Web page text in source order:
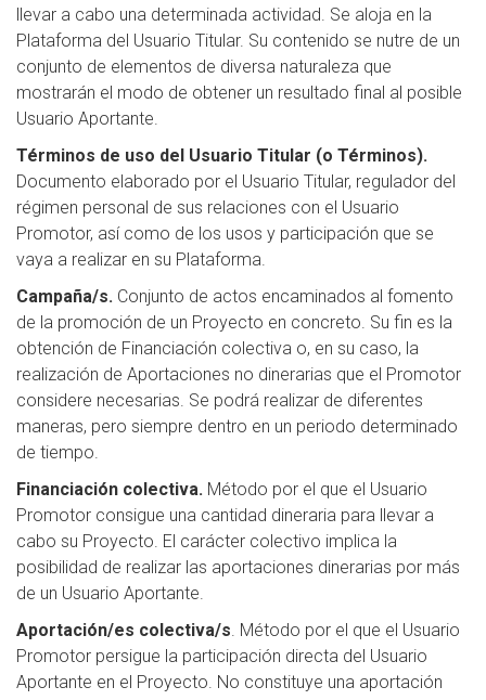
llevar a cabo una determinada actividad. Se aloja en la
Plataforma del Usuario Titular. Su contenido se nutre de un
conjunto de elementos de diversa naturaleza que
mostrarán el modo de obtener un resultado final al posible
Usuario Aportante.
Términos de uso del Usuario Titular (o Términos).
Documento elaborado por el Usuario Titular, regulador del
régimen personal de sus relaciones con el Usuario
Promotor, así como de los usos y participación que se
vaya a realizar en su Plataforma.
Campaña/s. Conjunto de actos encaminados al fomento
de la promoción de un Proyecto en concreto. Su fin es la
obtención de Financiación colectiva o, en su caso, la
realización de Aportaciones no dinerarias que el Promotor
considere necesarias. Se podrá realizar de diferentes
maneras, pero siempre dentro en un periodo determinado
de tiempo.
Financiación colectiva. Método por el que el Usuario
Promotor consigue una cantidad dineraria para llevar a
cabo su Proyecto. El carácter colectivo implica la
posibilidad de realizar las aportaciones dinerarias por más
de un Usuario Aportante.
Aportación/es colectiva/s. Método por el que el Usuario
Promotor persigue la participación directa del Usuario
Aportante en el Proyecto. No constituye una aportación